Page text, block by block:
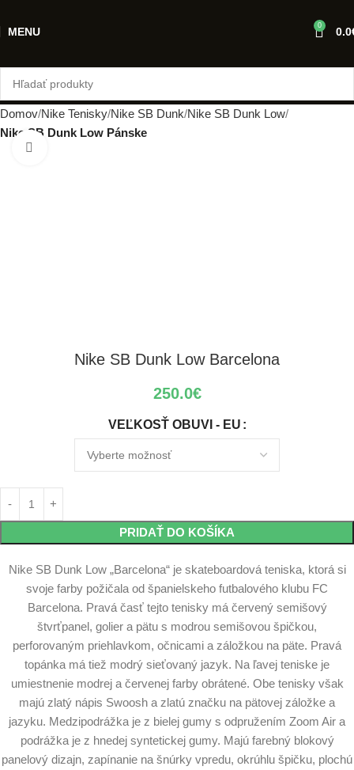
MENU 0 0.0
Domov Nike Tenisky Nike SB Dunk Nike SB Dunk Low
Nike SB Dunk Low Pánske
Nike SB Dunk Low Barcelona
250.0€
VEĽKOSŤ OBUVI - EU
PRIDAŤ DO KOŠÍKA
Nike SB Dunk Low „Barcelona“ je skateboardová teniska, ktorá si
svoje farby požičala od španielskeho futbalového klubu FC
Barcelona. Pravá časť tejto tenisky má červený semišový
štvrťpanel, golier a pätu s modrou semišovou špičkou,
perforovaným priehlavkom, očnicami a záložkou na päte. Pravá
topánka má tiež modrý sieťovaný jazyk. Na ľavej teniske je
umiestnenie modrej a červenej farby obrátené. Obe tenisky však
majú zlatý nápis Swoosh a zlatú značku na pätovej záložke a
jazyku. Medzipodrážka je z bielej gumy s odpružením Zoom Air a
podrážka je z hnedej syntetickej gumy. Majú farebný blokový
panelový dizajn, zapínanie na šnúrky vpredu, okrúhlu špičku, plochú